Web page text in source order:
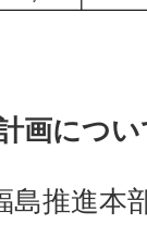
画につ
推進本